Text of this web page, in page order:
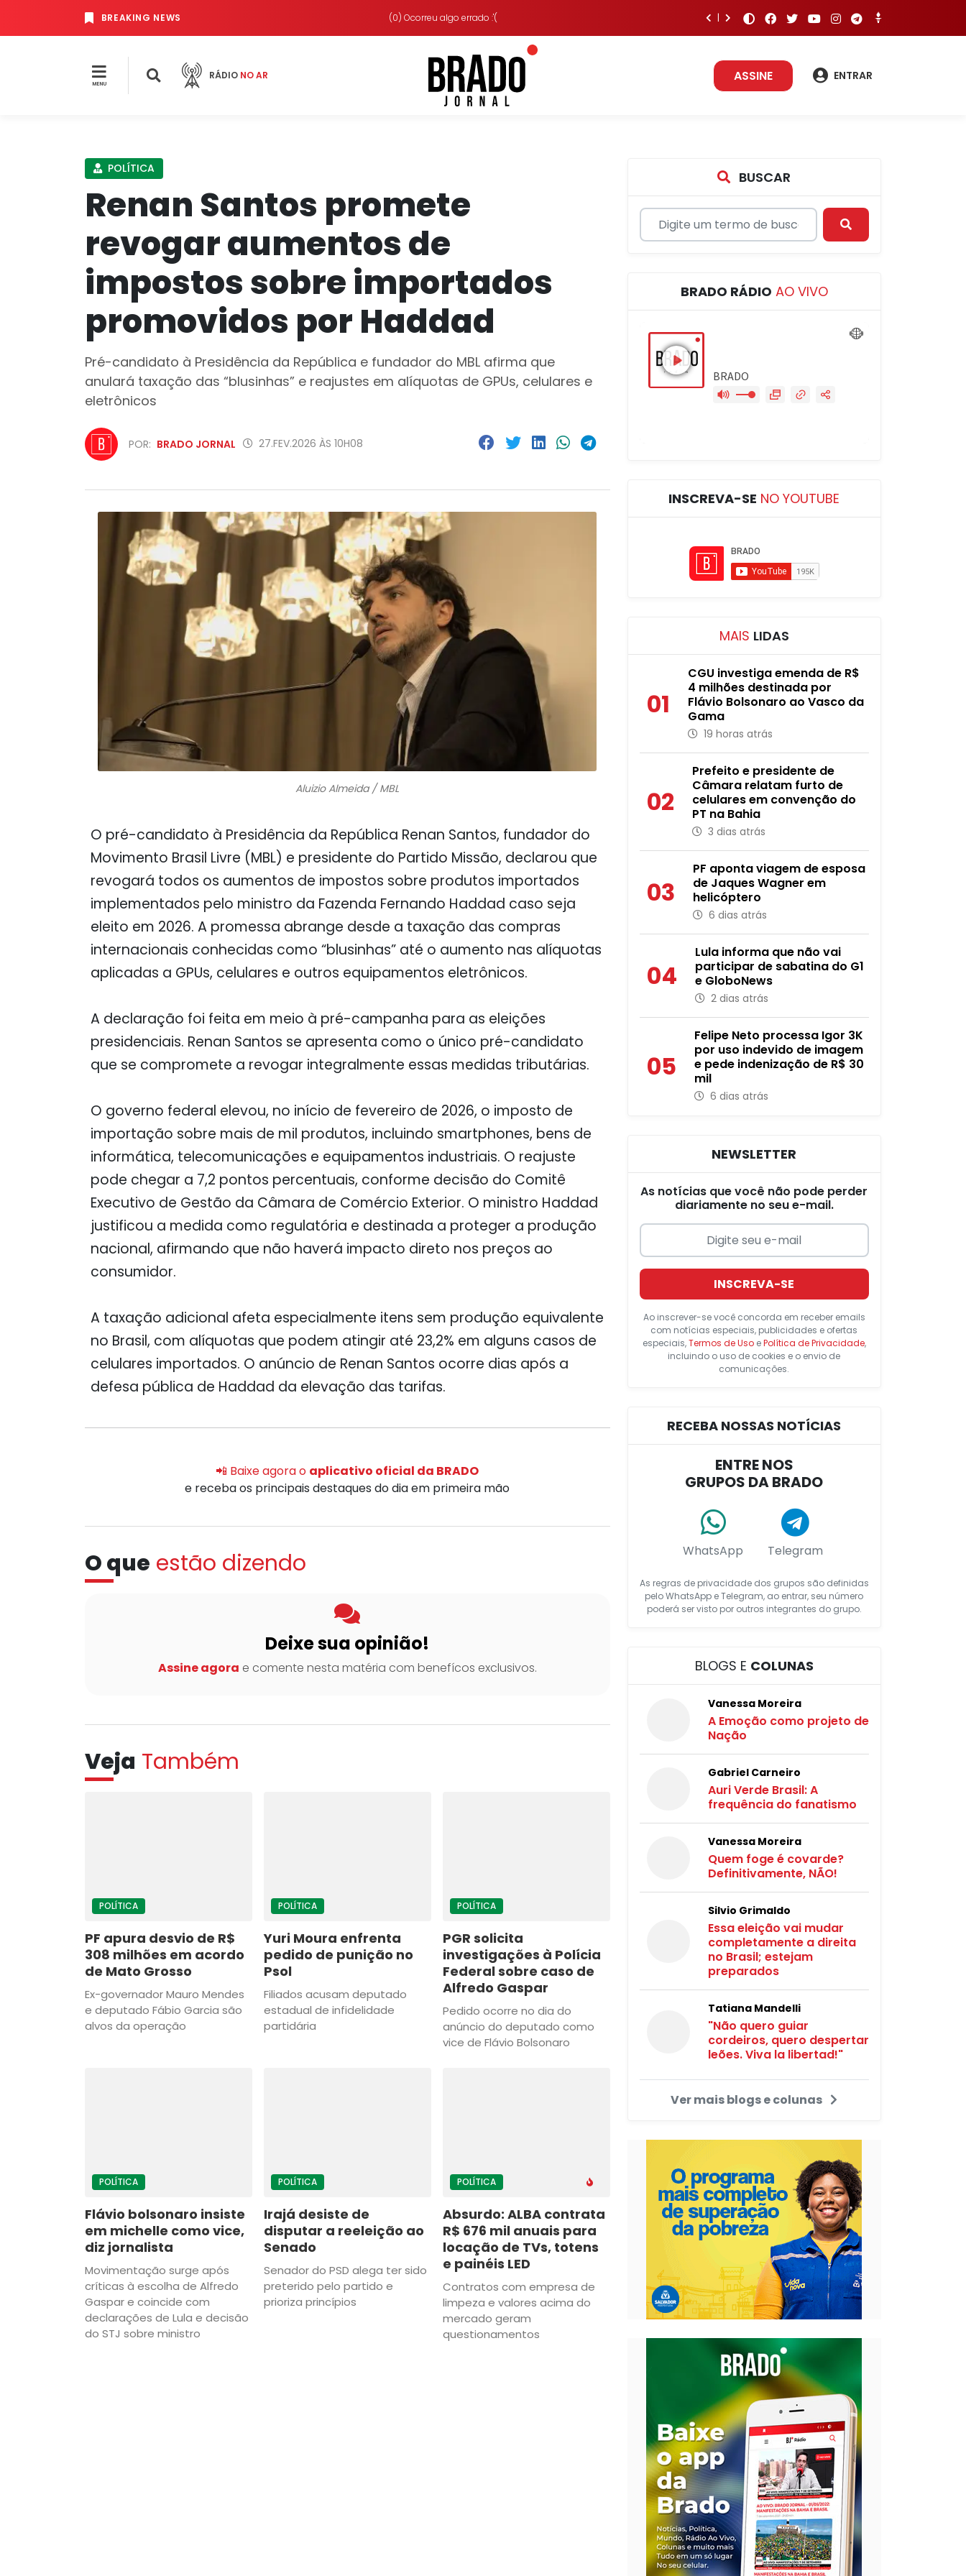
BREAKING NEWS (0) Ocorreu algo errado :'(
MENU
RÁDIO NO AR ASSINE ENTRAR
POLÍTICA
Renan Santos promete
revogar aumentos de
impostos sobre importados
promovidos por Haddad
Pré-candidato à Presidência da República e fundador do MBL afirma que
anulará taxação das “blusinhas” e reajustes em alíquotas de GPUs, celulares e
eletrônicos
POR: BRADO JORNAL 27.FEV.2026 ÀS 10H08
Aluizio Almeida / MBL
O pré-candidato à Presidência da República Renan Santos, fundador do
Movimento Brasil Livre (MBL) e presidente do Partido Missão, declarou que
revogará todos os aumentos de impostos sobre produtos importados
implementados pelo ministro da Fazenda Fernando Haddad caso seja
eleito em 2026. A promessa abrange desde a taxação das compras
internacionais conhecidas como “blusinhas” até o aumento nas alíquotas
aplicadas a GPUs, celulares e outros equipamentos eletrônicos.
A declaração foi feita em meio à pré-campanha para as eleições
presidenciais. Renan Santos se apresenta como o único pré-candidato
que se compromete a revogar integralmente essas medidas tributárias.
O governo federal elevou, no início de fevereiro de 2026, o imposto de
importação sobre mais de mil produtos, incluindo smartphones, bens de
informática, telecomunicações e equipamentos industriais. O reajuste
pode chegar a 7,2 pontos percentuais, conforme decisão do Comitê
Executivo de Gestão da Câmara de Comércio Exterior. O ministro Haddad
justificou a medida como regulatória e destinada a proteger a produção
nacional, afirmando que não haverá impacto direto nos preços ao
consumidor.
A taxação adicional afeta especialmente itens sem produção equivalente
no Brasil, com alíquotas que podem atingir até 23,2% em alguns casos de
celulares importados. O anúncio de Renan Santos ocorre dias após a
defesa pública de Haddad da elevação das tarifas.
📲 Baixe agora o aplicativo oficial da BRADO
e receba os principais destaques do dia em primeira mão
O que estão dizendo
Deixe sua opinião!
Assine agora e comente nesta matéria com benefícos exclusivos.
Veja Também
POLÍTICA
PF apura desvio de R$
308 milhões em acordo
de Mato Grosso
Ex-governador Mauro Mendes
e deputado Fábio Garcia são
alvos da operação
POLÍTICA
Yuri Moura enfrenta
pedido de punição no
Psol
Filiados acusam deputado
estadual de infidelidade
partidária
POLÍTICA
PGR solicita
investigações à Polícia
Federal sobre caso de
Alfredo Gaspar
Pedido ocorre no dia do
anúncio do deputado como
vice de Flávio Bolsonaro
POLÍTICA
Flávio bolsonaro insiste
em michelle como vice,
diz jornalista
Movimentação surge após
críticas à escolha de Alfredo
Gaspar e coincide com
declarações de Lula e decisão
do STJ sobre ministro
POLÍTICA
Irajá desiste de
disputar a reeleição ao
Senado
Senador do PSD alega ter sido
preterido pelo partido e
prioriza princípios
POLÍTICA
Absurdo: ALBA contrata
R$ 676 mil anuais para
locação de TVs, totens
e painéis LED
Contratos com empresa de
limpeza e valores acima do
mercado geram
questionamentos
BUSCAR
BRADO RÁDIO AO VIVO
INSCREVA-SE NO YOUTUBE
MAIS LIDAS
01
CGU investiga emenda de R$
4 milhões destinada por
Flávio Bolsonaro ao Vasco da
Gama
19 horas atrás
02
Prefeito e presidente de
Câmara relatam furto de
celulares em convenção do
PT na Bahia
3 dias atrás
03
PF aponta viagem de esposa
de Jaques Wagner em
helicóptero
6 dias atrás
04
Lula informa que não vai
participar de sabatina do G1
e GloboNews
2 dias atrás
05
Felipe Neto processa Igor 3K
por uso indevido de imagem
e pede indenização de R$ 30
mil
6 dias atrás
NEWSLETTER
As notícias que você não pode perder
diariamente no seu e-mail.
INSCREVA-SE
Ao inscrever-se você concorda em receber emails
com notícias especiais, publicidades e ofertas
especiais,Termos de UsoePolítica de Privacidade,
incluindo o uso de cookies e o envio de
comunicações.
RECEBA NOSSAS NOTÍCIAS
ENTRE NOS
GRUPOS DA BRADO
WhatsApp Telegram
As regras de privacidade dos grupos são definidas
pelo WhatsApp e Telegram, ao entrar, seu número
poderá ser visto por outros integrantes do grupo.
BLOGS E COLUNAS
Vanessa Moreira
A Emoção como projeto de
Nação
Gabriel Carneiro
Auri Verde Brasil: A
frequência do fanatismo
Vanessa Moreira
Quem foge é covarde?
Definitivamente, NÃO!
Silvio Grimaldo
Essa eleição vai mudar
completamente a direita
no Brasil; estejam
preparados
Tatiana Mandelli
"Não quero guiar
cordeiros, quero despertar
leões. Viva la libertad!"
Ver mais blogs e colunas